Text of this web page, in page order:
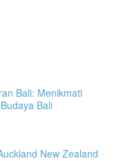
Bali: Menikmati
Bali
New Zealand